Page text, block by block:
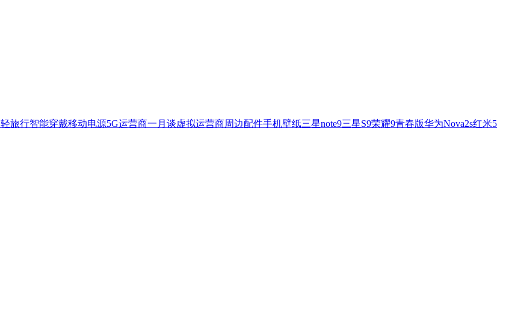
轻旅行智能穿戴移动电源5G运营商一月谈虚拟运营商周边配件手机壁纸三星note9三星S9荣耀9青春版华为Nova2s红米5